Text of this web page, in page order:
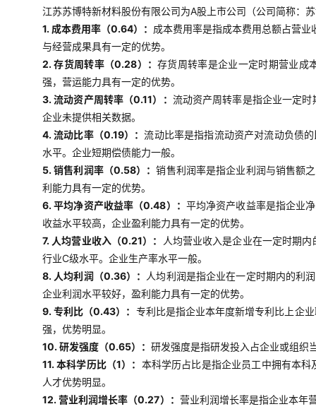
江苏苏博特新材料股份有限公司为A股上市公司（公司简称：
1. 成本费用率（0.64）： 成本费用率是指成本费用总额占营
与经营成果具有一定的优势。
2. 存货周转率（0.28）：存货周转率是企业一定时期营业成
强，营运能力具有一定的优势。
3. 流动资产周转率（0.11）： 流动资产周转率是指企业一定
企业未提供相关数据。
4. 流动比率（0.19）：流动比率是指指流动资产对流动负债
水平。企业短期偿债能力一般。
5. 销售利润率（0.58）：销售利润率是指企业利润与销售额
利能力具有一定的优势。
6. 平均净资产收益率（0.48）： 平均净资产收益率是指企业
收益水平较高，企业盈利能力具有一定的优势。
7. 人均营业收入（0.21）：
人均营业收入是企业在一定时期
行业C级水平。企业生产率水平一般。
8. 人均利润（0.36）：
人均利润是指企业在一定时期内的利
企业利润水平较好，盈利能力具有一定的优势。
9. 专利比（0.43）： 专利比是指企业本年度新增专利比上企
强，优势明显。
10. 研发强度（0.65）： 研发强度是指研发投入占企业或组织
11. 本科学历比（1）： 本科学历占比是指企业员工中拥有本
人才优势明显。
12. 营业利润增长率（0.27）： 营业利润增长率是指企业本年